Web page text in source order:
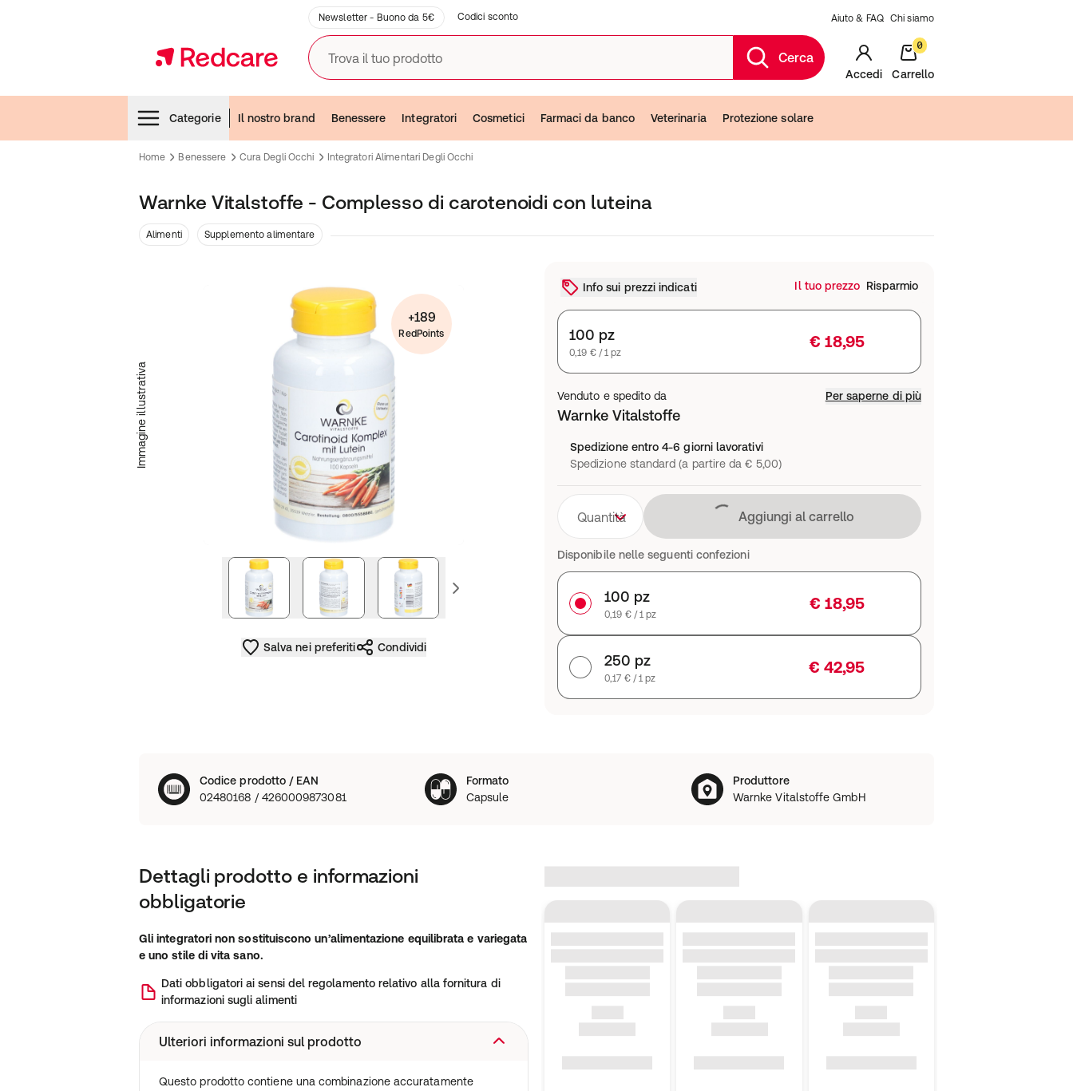
Newsletter - Buono da 5€ Codici sconto Aiuto & FAQ Chi siamo
Trova il tuo prodotto Cerca
Accedi
0
Carrello
Categorie
Il nostro brand Benessere Integratori Cosmetici Farmaci da banco Veterinaria Protezione solare
Home Benessere Cura Degli Occhi Integratori Alimentari Degli Occhi
Warnke Vitalstoffe - Complesso di carotenoidi con luteina
Alimenti Supplemento alimentare
Immagine illustrativa
immagine successiva immagine precedente
+189
RedPoints
Salva nei preferiti Condividi
Info sui prezzi indicati Il tuo prezzo Risparmio
100 pz
0,19 € / 1 pz
€ 18,95
Venduto e spedito da Per saperne di più
Warnke Vitalstoffe
Spedizione entro 4-6 giorni lavorativi
Spedizione standard (a partire da € 5,00)
Quantità Caricamento in corso
Aggiungi al carrello
Disponibile nelle seguenti confezioni
100 pz
0,19 € / 1 pz
€ 18,95
250 pz
0,17 € / 1 pz
€ 42,95
Codice prodotto / EAN
02480168 / 4260009873081
Formato
Capsule
Produttore
Warnke Vitalstoffe GmbH
Dettagli prodotto e informazioni
obbligatorie
Gli integratori non sostituiscono un’alimentazione equilibrata e variegata
e uno stile di vita sano.
Dati obbligatori ai sensi del regolamento relativo alla fornitura di
informazioni sugli alimenti
Ulteriori informazioni sul prodotto
Questo prodotto contiene una combinazione accuratamente